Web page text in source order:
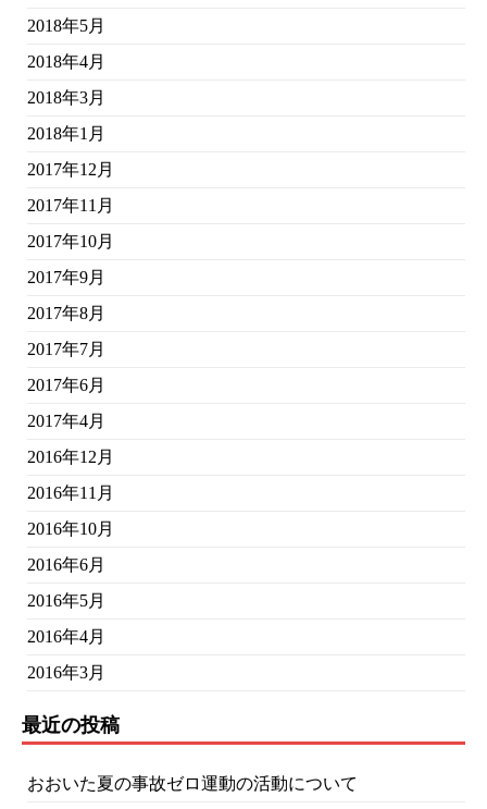
2018年5月
2018年4月
2018年3月
2018年1月
2017年12月
2017年11月
2017年10月
2017年9月
2017年8月
2017年7月
2017年6月
2017年4月
2016年12月
2016年11月
2016年10月
2016年6月
2016年5月
2016年4月
2016年3月
最近の投稿
おおいた夏の事故ゼロ運動の活動について